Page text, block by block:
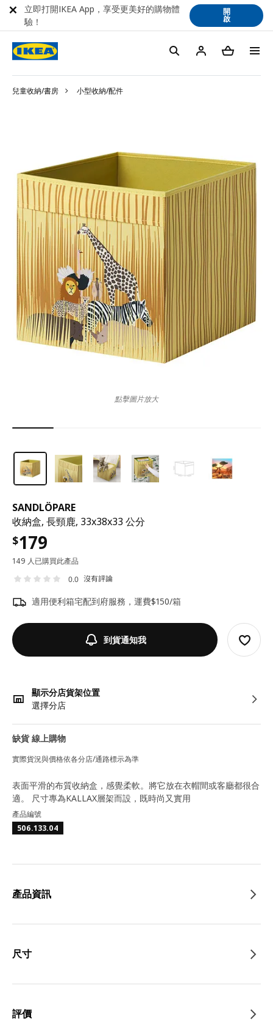
兒童收納/書房 小型收納/配件
SANDLÖPARE
收納盒, 長頸鹿, 33x38x33 公分
$179
149 人已購買此產品
0.0 沒有評論
適用便利箱宅配到府服務，運費$150/箱
到貨通知我
顯示分店貨架位置
選擇分店
缺貨 線上購物
實際貨況與價格依各分店/通路標示為準
點擊圖片放大
表面平滑的布質收納盒，感覺柔軟。將它放在衣帽間或客廳都很合
適。 尺寸專為KALLAX層架而設，既時尚又實用
產品編號
506.133.04
產品資訊
尺寸
評價
立即打開IKEA App，享受更美好的購物體
驗！
開
啟